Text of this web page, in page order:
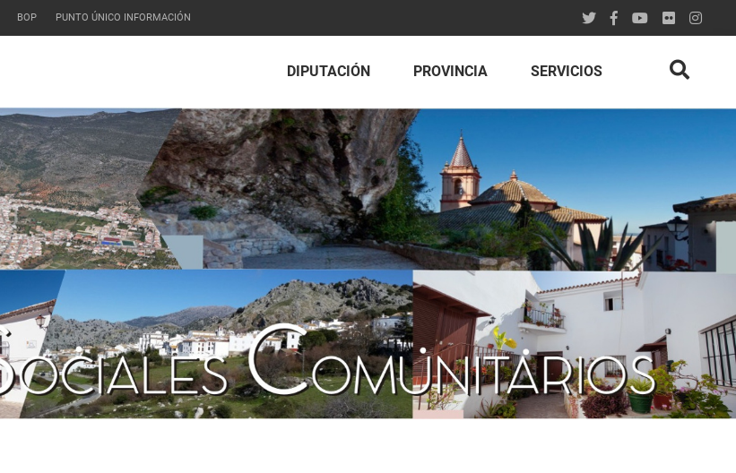
BOP PUNTO ÚNICO INFORMACIÓN
DIPUTACIÓN PROVINCIA SERVICIOS